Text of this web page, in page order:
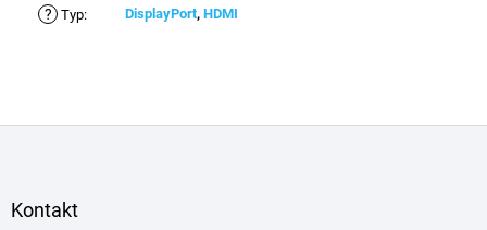
? Typ: DisplayPort, HDMI
Kontakt